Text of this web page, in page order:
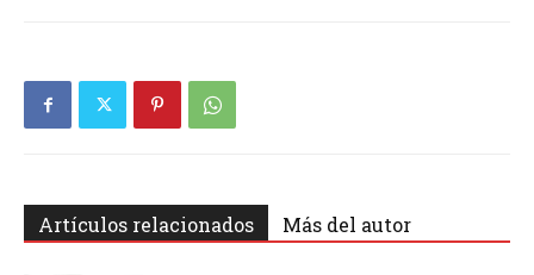
Artículos relacionados Más del autor